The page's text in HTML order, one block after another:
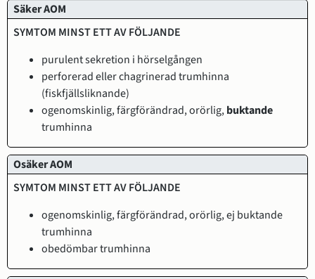
Diagnos
Symtom
minst
ett av
följande
Säker AOM
purulent sekretion i hörselgången
perforerad eller chagrinerad trumhinna
(fiskfjällsliknande)
ogenomskinlig, färgförändrad, orörlig,buktande
trumhinna
Osäker AOM
ogenomskinlig, färgförändrad, orörlig, ej buktande
trumhinna
obedömbar trumhinna